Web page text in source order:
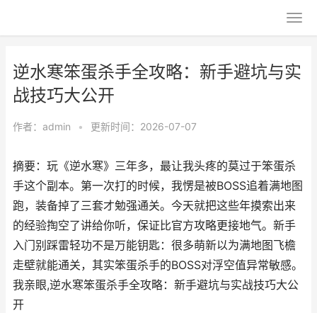
逆水寒笨蛋杀手全攻略：新手避坑与实
战技巧大公开
作者： admin • 更新时间：2026-07-07
摘要：玩《逆水寒》三年多，最让我头疼的莫过于笨蛋杀
手这个副本。第一次打的时候，我愣是被BOSS追着满地图
跑，装备掉了三套才勉强通关。今天就把这些年摸索出来
的经验掏空了讲给你听，保证比官方攻略更接地气。新手
入门别踩雷轻功不是万能钥匙：很多萌新以为满地图飞檐
走壁就能通关，其实笨蛋杀手的BOSS对浮空值异常敏感。
我亲眼,逆水寒笨蛋杀手全攻略：新手避坑与实战技巧大公
开